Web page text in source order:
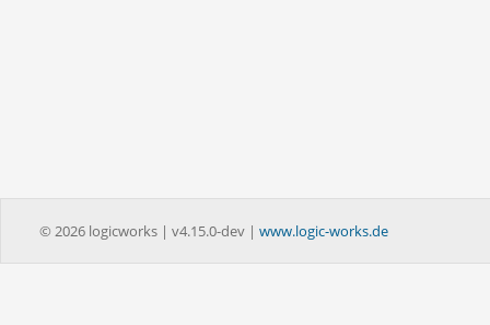
© 2026 logicworks | v4.15.0-dev | www.logic-works.de